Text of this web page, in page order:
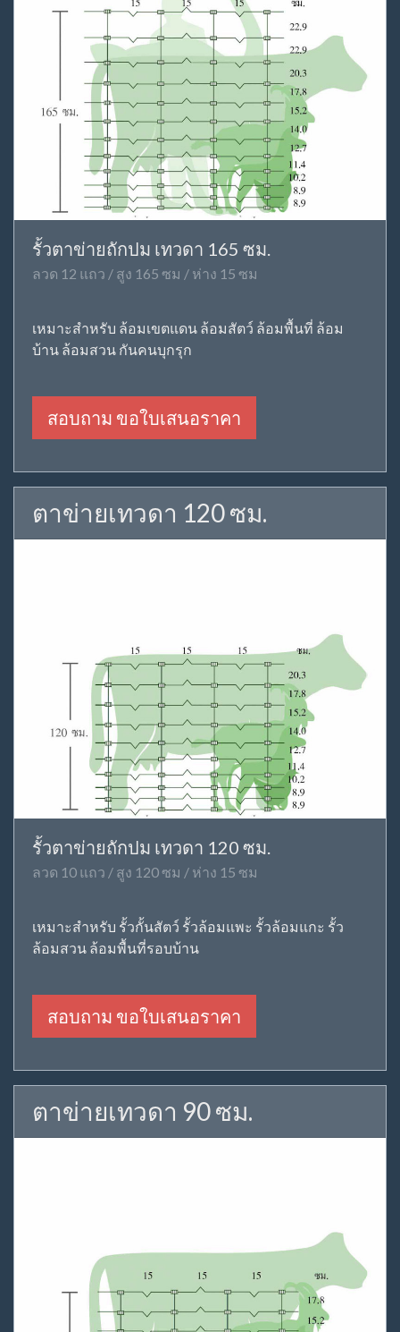
รั้วตาข่ายถักปม เทวดา 165 ซม.
ลวด 12 แถว / สูง 165 ซม / ห่าง 15 ซม
เหมาะสำหรับ ล้อมเขตแดน ล้อมสัตว์ ล้อมพื้นที่ ล้อม
บ้าน ล้อมสวน กันคนบุกรุก
สอบถาม ขอใบเสนอราคา
ตาข่ายเทวดา 120 ซม.
รั้วตาข่ายถักปม เทวดา 120 ซม.
ลวด 10 แถว / สูง 120 ซม / ห่าง 15 ซม
เหมาะสำหรับ รั้วกั้นสัตว์ รั้วล้อมแพะ รั้วล้อมแกะ รั้ว
ล้อมสวน ล้อมพื้นที่รอบบ้าน
สอบถาม ขอใบเสนอราคา
ตาข่ายเทวดา 90 ซม.